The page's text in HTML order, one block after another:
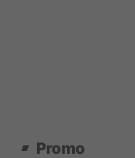
Promo